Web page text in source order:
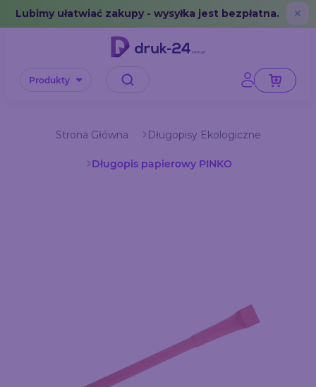
Error: No data in cache or invalid format
Lubimy ułatwiać zakupy - wysyłka jest bezpłatna. ✕
Produkty
Strona Główna Długopisy Ekologiczne
Długopis papierowy PINKO